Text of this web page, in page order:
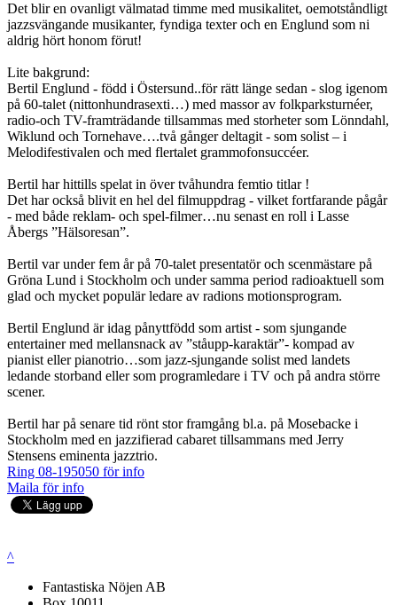
Det blir en ovanligt välmatad timme med musikalitet, oemotståndligt
jazzsvängande musikanter, fyndiga texter och en Englund som ni
aldrig hört honom förut!
Lite bakgrund:
Bertil Englund - född i Östersund..för rätt länge sedan - slog igenom
på 60-talet (nittonhundrasexti…) med massor av folkparksturnéer,
radio-och TV-framträdande tillsammas med storheter som Lönndahl,
Wiklund och Tornehave….två gånger deltagit - som solist – i
Melodifestivalen och med flertalet grammofonsuccéer.
Bertil har hittills spelat in över tvåhundra femtio titlar !
Det har också blivit en hel del filmuppdrag - vilket fortfarande pågår
- med både reklam- och spel-filmer…nu senast en roll i Lasse
Åbergs ”Hälsoresan”.
Bertil var under fem år på 70-talet presentatör och scenmästare på
Gröna Lund i Stockholm och under samma period radioaktuell som
glad och mycket populär ledare av radions motionsprogram.
Bertil Englund är idag pånyttfödd som artist - som sjungande
entertainer med mellansnack av ”ståupp-karaktär”- kompad av
pianist eller pianotrio…som jazz-sjungande solist med landets
ledande storband eller som programledare i TV och på andra större
scener.
Bertil har på senare tid rönt stor framgång bl.a. på Mosebacke i
Stockholm med en jazzifierad cabaret tillsammans med Jerry
Stensens eminenta jazztrio.
Ring 08-195050 för info
Maila för info
^
Fantastiska Nöjen AB